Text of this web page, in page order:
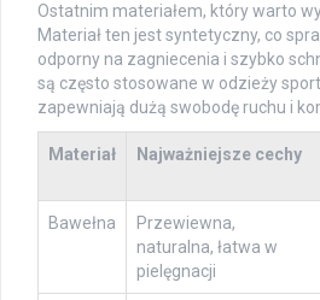
Ostatnim materiałem, który warto
Materiał ten jest syntetyczny, co
odporny na zagniecenia i szybko
są często stosowane w odzieży
zapewniają dużą swobodę ruchu i
Materiał Najważniejsze cechy
Bawełna
Przewiewna,
naturalna, łatwa w
pielęgnacji